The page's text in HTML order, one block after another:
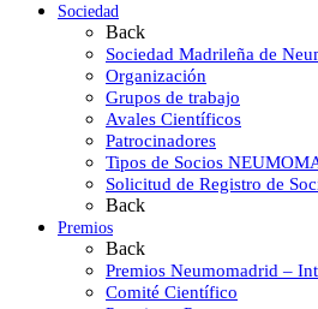
Sociedad
Back
Sociedad Madrileña de
Organización
Grupos de trabajo
Avales Científicos
Patrocinadores
Tipos de Socios
Solicitud de Registro de
Back
Premios
Back
Premios Neumomadrid –
Comité Científico